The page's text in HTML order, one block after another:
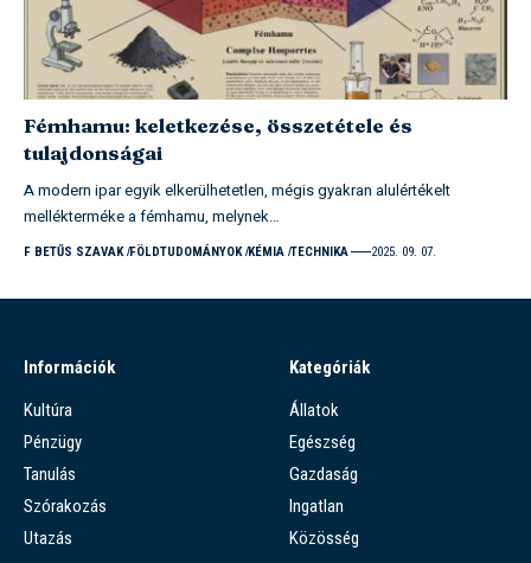
Fémhamu: keletkezése, összetétele és
tulajdonságai
A modern ipar egyik elkerülhetetlen, mégis gyakran alulértékelt
mellékterméke a fémhamu, melynek…
F BETŰS SZAVAK FÖLDTUDOMÁNYOK KÉMIA TECHNIKA 2025. 09. 07.
Információk
Kultúra
Pénzügy
Tanulás
Szórakozás
Utazás
Kategóriák
Állatok
Egészség
Gazdaság
Ingatlan
Közösség